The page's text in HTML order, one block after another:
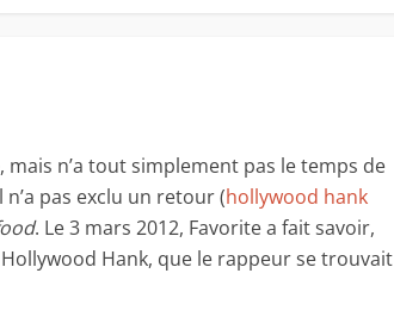
mais n’a tout simplement pas le temps de
pas exclu un retour (hollywood hank
. Le 3 mars 2012, Favorite a fait savoir,
Hank, que le rappeur se trouvait